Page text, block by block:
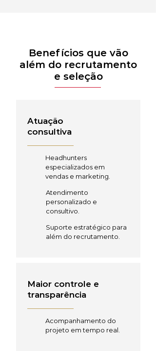
Benefícios que vão
além do recrutamento
e seleção
Atuação
consultiva
Headhunters
especializados em
vendas e marketing.
Atendimento
personalizado e
consultivo.
Suporte estratégico para
além do recrutamento.
Maior controle e
transparência
Acompanhamento do
projeto em tempo real.